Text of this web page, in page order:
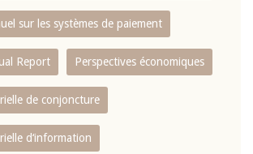
sur les systèmes de paiement
Report Perspectives économiques
de conjoncture
d‘information